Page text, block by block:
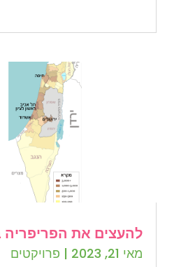
להעצים את
מאי 21, 2023 | פרויקטים